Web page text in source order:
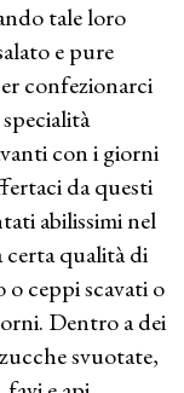
tale loro
e pure
confezionarci
con i giorni
da questi
abilissimi nel
qualità di
ceppi scavati o
Dentro a dei
svuotate,